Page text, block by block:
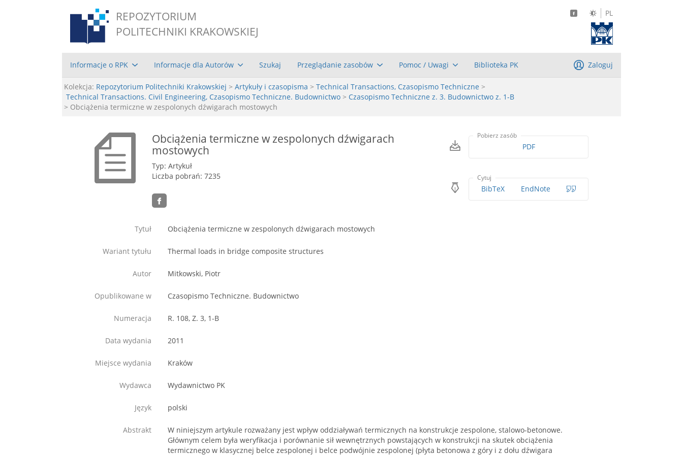
REPOZYTORIUM
POLITECHNIKI KRAKOWSKIEJ
PL
Informacje o RPK Informacje dla Autorów Szukaj Przeglądanie zasobów Pomoc / Uwagi Biblioteka PK Zaloguj
Kolekcja: Repozytorium Politechniki Krakowskiej > Artykuły i czasopisma > Technical Transactions, Czasopismo Techniczne >
Technical Transactions. Civil Engineering, Czasopismo Techniczne. Budownictwo > Czasopismo Techniczne z. 3. Budownictwo z. 1-B
> Obciążenia termiczne w zespolonych dźwigarach mostowych
Obciążenia termiczne w zespolonych dźwigarach
mostowych
Typ: Artykuł
Liczba pobrań: 7235
Pobierz zasób
PDF
Cytuj
BibTeX EndNote
Tytuł Obciążenia termiczne w zespolonych dźwigarach mostowych
Wariant tytułu Thermal loads in bridge composite structures
Autor Mitkowski, Piotr
Opublikowane w Czasopismo Techniczne. Budownictwo
Numeracja R. 108, Z. 3, 1-B
Data wydania 2011
Miejsce wydania Kraków
Wydawca Wydawnictwo PK
Język polski
Abstrakt
W niniejszym artykule rozważany jest wpływ oddziaływań termicznych na konstrukcje zespolone, stalowo-betonowe.
Głównym celem była weryfikacja i porównanie sił wewnętrznych powstających w konstrukcji na skutek obciążenia
termicznego w klasycznej belce zespolonej i belce podwójnie zespolonej (płyta betonowa z góry i z dołu dźwigara